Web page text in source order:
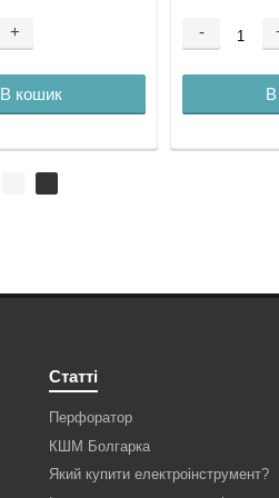
+
В кошик
-
Статті
Перфоратор
КШМ Болгарка
Який купити електроінструмент?